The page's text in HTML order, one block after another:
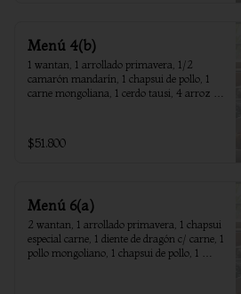
Menú 4(b)
1 wantan, 1 arrollado primavera, 1/2
camarón mandarín, 1 chapsui de pollo, 1
carne mongoliana, 1 cerdo tausi, 4 arroz
$51.800
Menú 6(a)
2 wantan, 1 arrollado primavera, 1 chapsui
especial carne, 1 diente de dragón c/ carne, 1
pollo mongoliano, 1 chapsui de pollo, 1